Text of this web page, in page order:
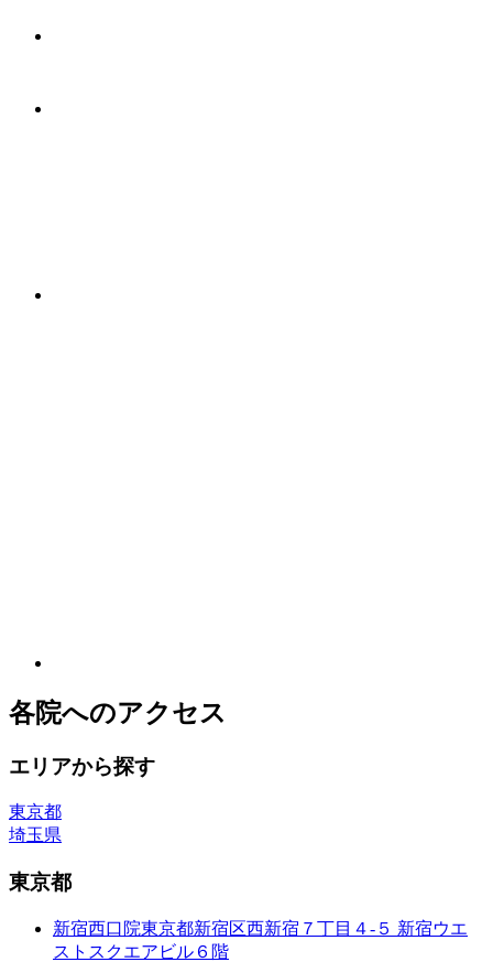
各院へのアクセス
エリアから探す
東京都
埼玉県
東京都
新宿西口院東京都新宿区西新宿７丁目４-５ 新宿ウエ
ストスクエアビル６階